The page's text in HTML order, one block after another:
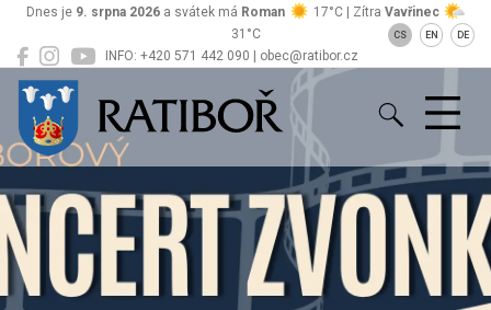
INFO: +420 571 442 090 | obec@ratibor.cz
Dnes je 9. srpna 2026 a svátek má Roman 17°C | Zítra Vavřinec
31°C
CS EN DE
Ratiboř